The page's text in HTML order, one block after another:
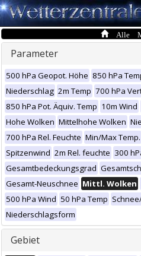
Alle
Parameter
500 hPa Geopot. Höhe 850 hPa
Niederschlag 2m Temp 700 hPa
850 hPa Pot. Äquiv. Temp 10m Wind
Hohe Wolken Mittelhohe Wolken
700 hPa Rel. Feuchte Min/Max Temp.
Spitzenwind 2m Rel. feuchte 300
Gesamtbedeckungsgrad
Gesamt-Neuschnee Mittl. Wolken
500 hPa Wind 50 hPa Temp
Niederschlagsform
Gebiet